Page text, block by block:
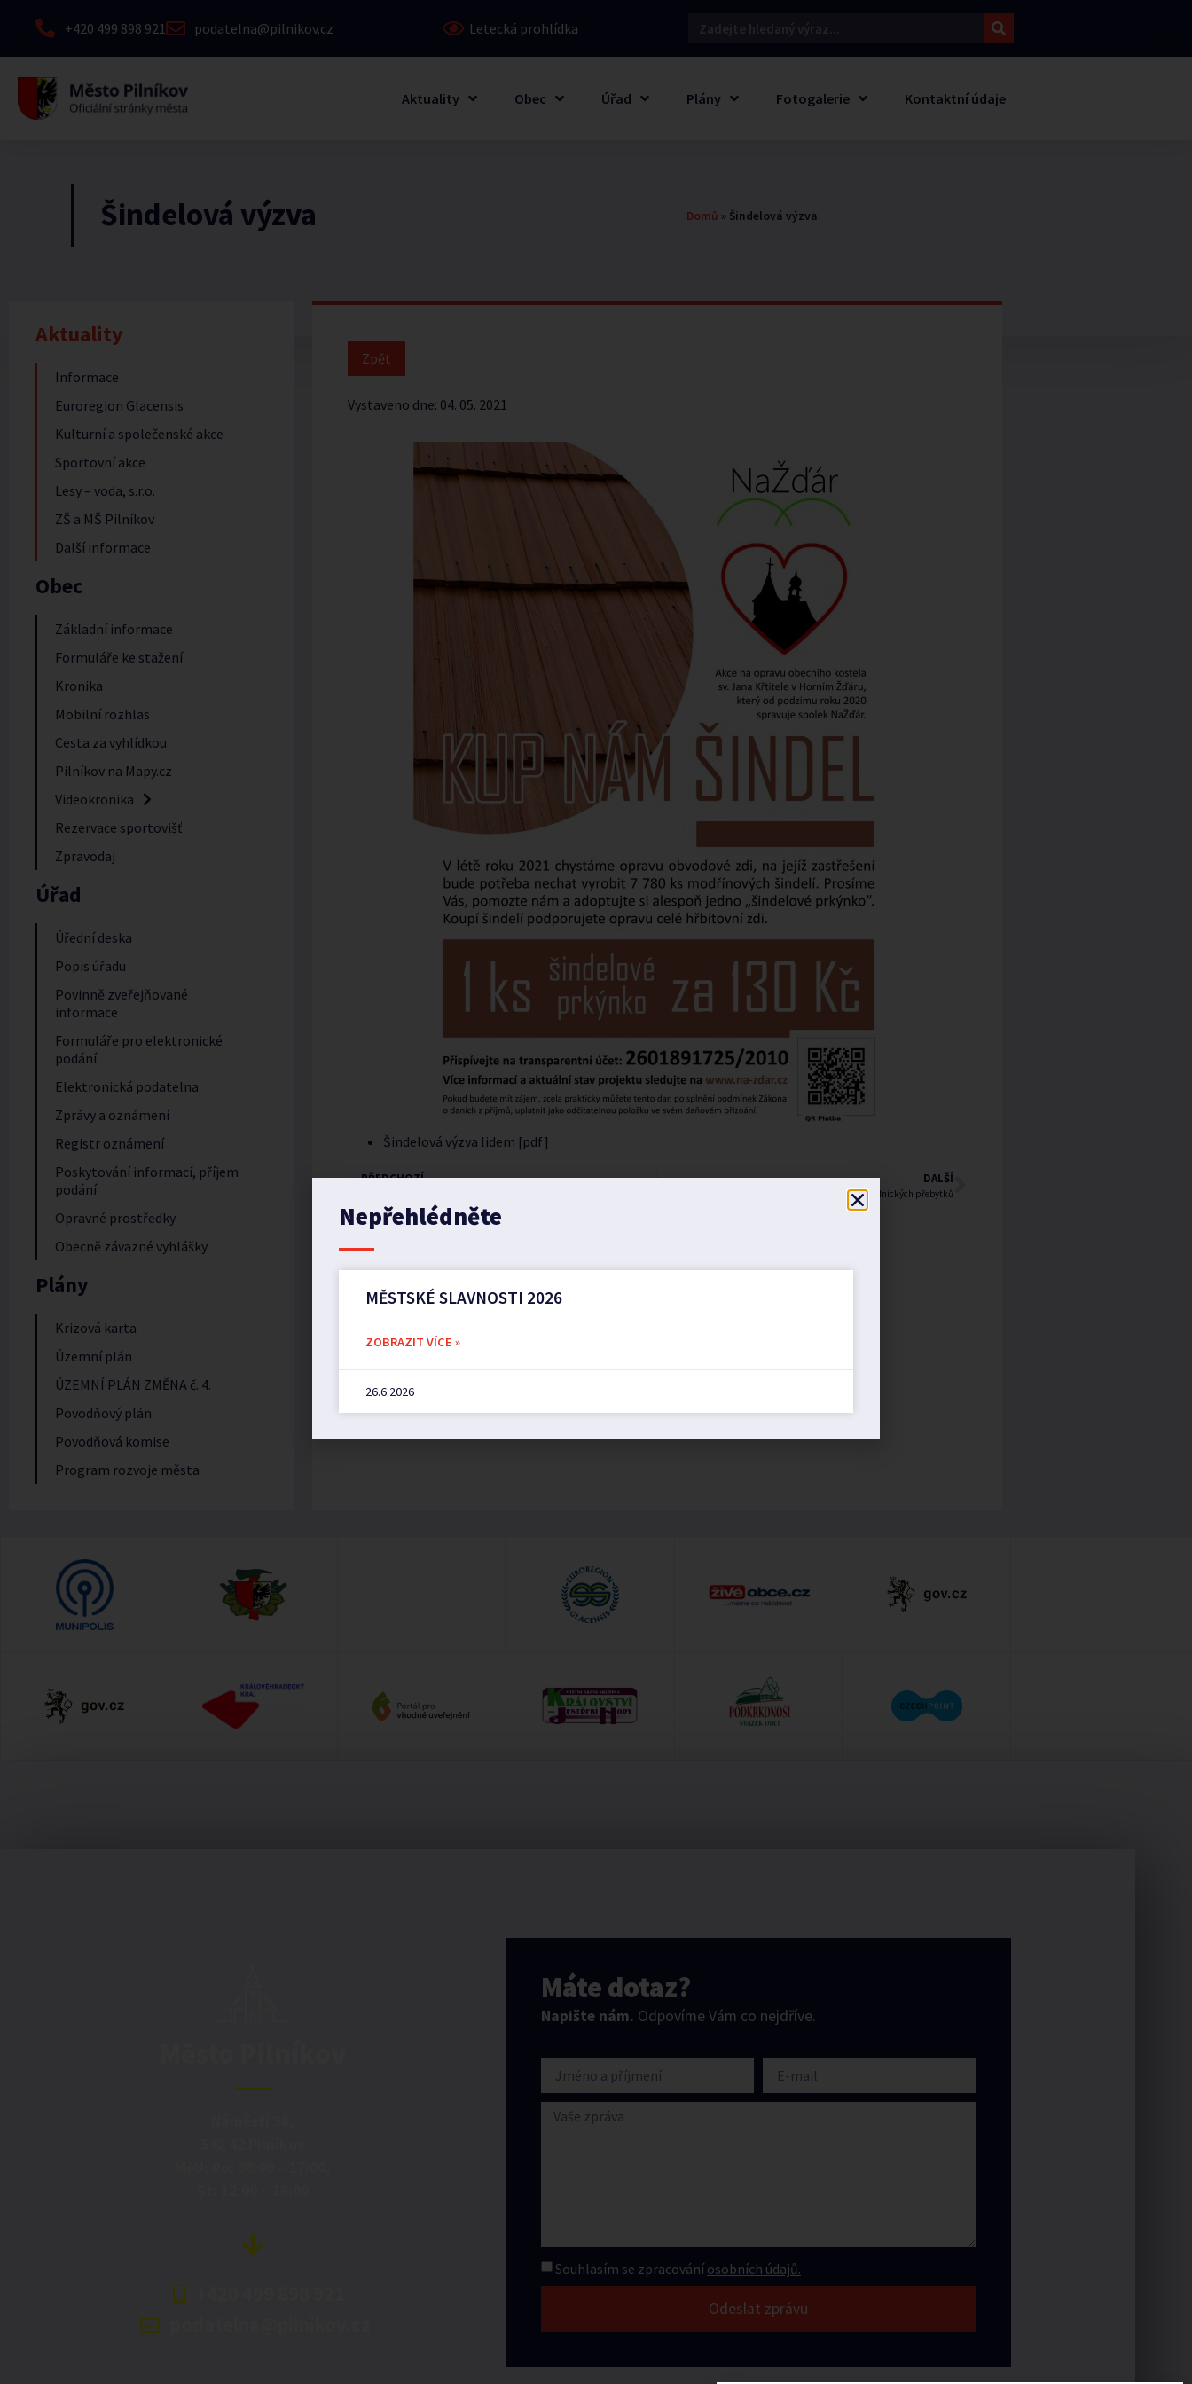
+420 499 898 921 podatelna@pilnikov.cz Letecká prohlídka
Aktuality Obec Úřad Plány Fotogalerie Kontaktní údaje
Šindelová výzva Domů » Šindelová výzva
Aktuality
Informace
Euroregion Glacensis
Kulturní a společenské akce
Sportovní akce
Lesy – voda, s.r.o.
ZŠ a MŠ Pilníkov
Další informace
Obec
Základní informace
Formuláře ke stažení
Kronika
Mobilní rozhlas
Cesta za vyhlídkou
Pilníkov na Mapy.cz
Videokronika
Rezervace sportovišť
Zpravodaj
Úřad
Úřední deska
Popis úřadu
Povinně zveřejňované
informace
Formuláře pro elektronické
podání
Elektronická podatelna
Zprávy a oznámení
Registr oznámení
Poskytování informací, příjem
podání
Opravné prostředky
Obecně závazné vyhlášky
Plány
Krizová karta
Územní plán
ÚZEMNÍ PLÁN ZMĚNA č. 4.
Povodňový plán
Povodňová komise
Program rozvoje města
Vystaveno dne: 04. 05. 2021
Šindelová výzva lidem [pdf]
PŘEDCHOZÍ DALŠÍ
Burza zahradnických přebytků
Máte dotaz?
Napište nám. Odpovíme Vám co nejdříve.
Souhlasím se zpracování osobních údajů.
Odeslat zprávu
Nepřehlédněte
MĚSTSKÉ SLAVNOSTI 2026
ZOBRAZIT VÍCE »
26.6.2026